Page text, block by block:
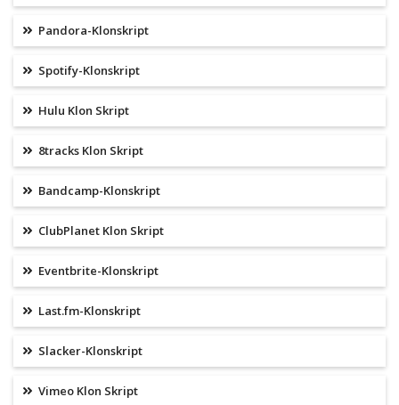
Pandora-Klonskript
Spotify-Klonskript
Hulu Klon Skript
8tracks Klon Skript
Bandcamp-Klonskript
ClubPlanet Klon Skript
Eventbrite-Klonskript
Last.fm-Klonskript
Slacker-Klonskript
Vimeo Klon Skript